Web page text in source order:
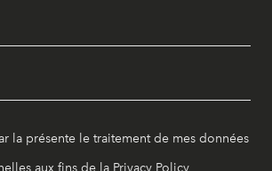
la présente le traitement de mes données
aux fins de la Privacy Policy